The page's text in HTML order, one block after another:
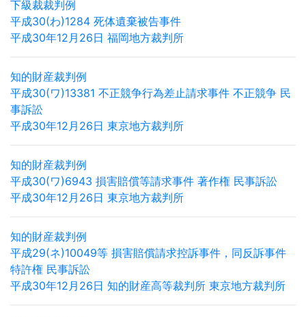
下級裁裁判例
平成30(わ)1284 死体遺棄被告事件
平成30年12月26日 福岡地方裁判所
知的財産裁判例
平成30(ワ)13381 不正競争行為差止請求事件 不正競争 民
事訴訟
平成30年12月26日 東京地方裁判所
知的財産裁判例
平成30(ワ)6943 損害賠償等請求事件 著作権 民事訴訟
平成30年12月26日 東京地方裁判所
知的財産裁判例
平成29(ネ)10049等 損害賠償請求控訴事件，同反訴事件
特許権 民事訴訟
平成30年12月26日 知的財産高等裁判所 東京地方裁判所